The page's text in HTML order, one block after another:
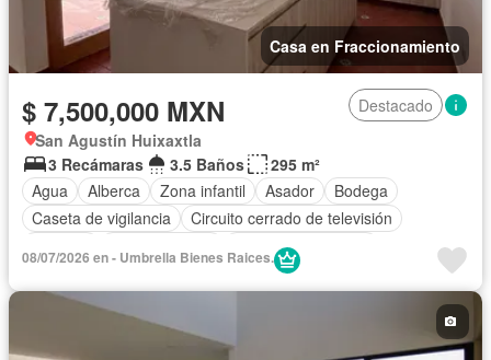
Casa en Fraccionamiento
$ 7,500,000 MXN
Destacado
San Agustín Huixaxtla
3 Recámaras
3.5 Baños
295 m²
Agua
Alberca Zona infantil Asador
Bodega
Caseta de vigilancia
Circuito cerrado de televisión
Cuarto de Limpieza
Gas natural
Internet
Seguridad
Zonas verdes
Sin amueblar
08/07/2026 en - Umbrella Bienes Raices.